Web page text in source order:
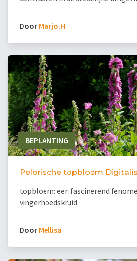
Door Marjo.H
BEPLANTING
Pelorische topbloem Digitalis
topbloem: een fascinerend
vingerhoedskruid
Door Mellisa